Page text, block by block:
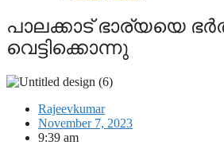
പാലക്കാട് ഭാര്യയെ
വെട്ടിക്കൊന്നു
Rajeevkumar
November 7, 2023
9:39 am